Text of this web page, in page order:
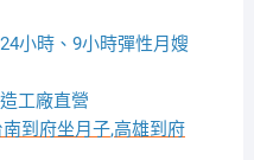
小時、9小時彈性月嫂
工廠直營
到府坐月子,高雄到府